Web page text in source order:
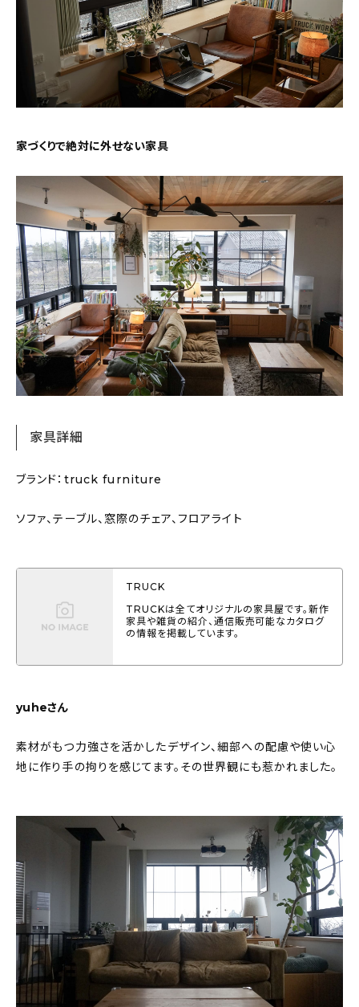
家づくりで絶対に外せない家具
家具詳細
ブランド：truck furniture
ソファ、テーブル、窓際のチェア、フロアライト
TRUCK
TRUCKは全てオリジナルの家具屋です。新作
家具や雑貨の紹介、通信販売可能なカタログ
の情報を掲載しています。
yuheさん
素材がもつ力強さを活かしたデザイン、細部への配慮や使い心
地に作り手の拘りを感じてます。その世界観にも惹かれました。